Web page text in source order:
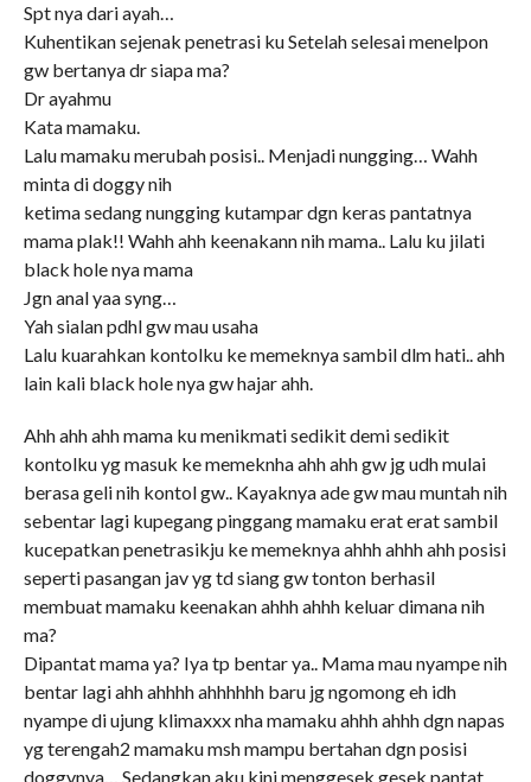
Spt nya dari ayah…
Kuhentikan sejenak penetrasi ku Setelah selesai menelpon
gw bertanya dr siapa ma?
Dr ayahmu
Kata mamaku.
Lalu mamaku merubah posisi.. Menjadi nungging… Wahh
minta di doggy nih
ketima sedang nungging kutampar dgn keras pantatnya
mama plak!! Wahh ahh keenakann nih mama.. Lalu ku jilati
black hole nya mama
Jgn anal yaa syng…
Yah sialan pdhl gw mau usaha
Lalu kuarahkan kontolku ke memeknya sambil dlm hati.. ahh
lain kali black hole nya gw hajar ahh.
Ahh ahh ahh mama ku menikmati sedikit demi sedikit
kontolku yg masuk ke memeknha ahh ahh gw jg udh mulai
berasa geli nih kontol gw.. Kayaknya ade gw mau muntah nih
sebentar lagi kupegang pinggang mamaku erat erat sambil
kucepatkan penetrasikju ke memeknya ahhh ahhh ahh posisi
seperti pasangan jav yg td siang gw tonton berhasil
membuat mamaku keenakan ahhh ahhh keluar dimana nih
ma?
Dipantat mama ya? Iya tp bentar ya.. Mama mau nyampe nih
bentar lagi ahh ahhhh ahhhhhh baru jg ngomong eh idh
nyampe di ujung klimaxxx nha mamaku ahhh ahhh dgn napas
yg terengah2 mamaku msh mampu bertahan dgn posisi
doggynya… Sedangkan aku kini menggesek gesek pantat